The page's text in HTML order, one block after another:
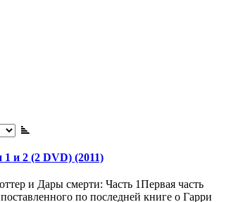
и 2 (2 DVD) (2011)
и Дары смерти: Часть 1Первая часть
по последней книге о Гарри